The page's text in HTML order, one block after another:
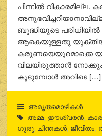
പിന്നില്‍
ബുദ്ധിയുടെ
ആകെയുള്ളതു
കരുണയെയുമൊക്കെ
വിലയിരുത്താന്‍
കൂടുമ്പോള്‍ അവിടെ […]
അമൃതമൊഴികള്‍
അമ്മ, ഈശ്വരന്‍,
ഗുരു, ചിന്തകള്‍, ജീവിതം,